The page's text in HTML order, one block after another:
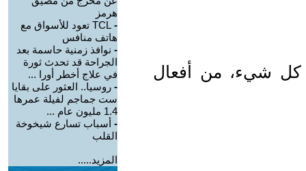
كل شيء، من أفعال
هرمز
-
TCL تعود للأسواق مع
هاتف منافس
- نوافذ زمنية حاسمة بعد
الجراحة قد تحدث ثورة
في علاج أخطر أورا ...
- روسيا.. العثور على بقايا
ست جماجم لفيلة عمرها
1.4 مليون عام ...
- أسباب تسارع شيخوخة
القلب
المزيد.....